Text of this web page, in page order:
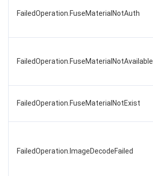
FailedOperation.FuseMaterialNotAuth
FailedOperation.FuseMaterialNotAvailable
FailedOperation.FuseMaterialNotExist
FailedOperation.ImageDecodeFailed